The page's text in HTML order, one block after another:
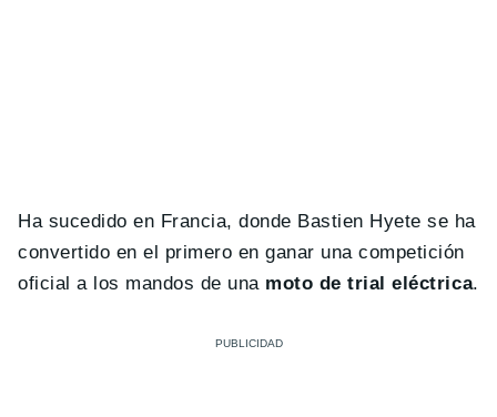
Ha sucedido en Francia, donde Bastien Hyete se ha
convertido en el primero en ganar una competición
oficial a los mandos de una moto de trial eléctrica.